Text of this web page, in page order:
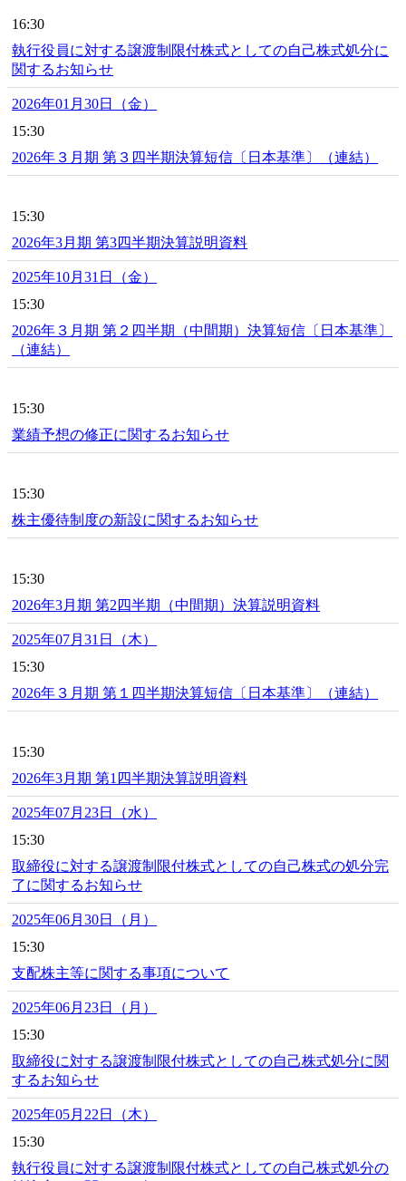
16:30
執行役員に対する譲渡制限付株式としての自己株式処分に
関するお知らせ
2026年01月30日（金）
15:30
2026年３月期 第３四半期決算短信〔日本基準〕（連結）
15:30
2026年3月期 第3四半期決算説明資料
2025年10月31日（金）
15:30
2026年３月期 第２四半期（中間期）決算短信〔日本基準〕
（連結）
15:30
業績予想の修正に関するお知らせ
15:30
株主優待制度の新設に関するお知らせ
15:30
2026年3月期 第2四半期（中間期）決算説明資料
2025年07月31日（木）
15:30
2026年３月期 第１四半期決算短信〔日本基準〕（連結）
15:30
2026年3月期 第1四半期決算説明資料
2025年07月23日（水）
15:30
取締役に対する譲渡制限付株式としての自己株式の処分完
了に関するお知らせ
2025年06月30日（月）
15:30
支配株主等に関する事項について
2025年06月23日（月）
15:30
取締役に対する譲渡制限付株式としての自己株式処分に関
するお知らせ
2025年05月22日（木）
15:30
執行役員に対する譲渡制限付株式としての自己株式処分の